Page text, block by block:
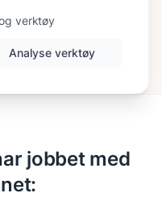
verktøy
Analyse verktøy
jobbet med